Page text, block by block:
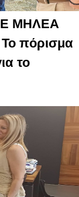
ΜΗΛΕΑ
πόρισμα
το